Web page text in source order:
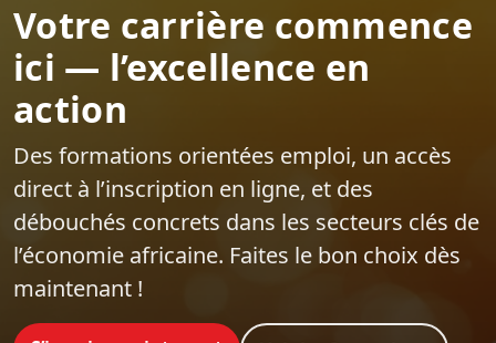
Votre carrière commence
ici — l’excellence en
action
Des formations orientées emploi‍, un accès
direct à l’inscription en ligne, et des
débouchés concrets dans les secteurs clés de
l’économie africaine. Faites le bon choix dès
maintenant !